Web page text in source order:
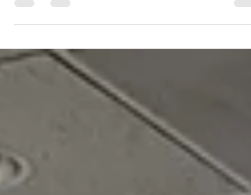
ました。 当日は60名を超える多くのお客様にご
席いただき、雨音や静寂の趣に思いを寄せなが
お楽しみいただきました。 予報になかった雨が一
時降り出しましたが、「雨奇晴好（うきせいこ
う）」という言葉にもあるように、雨の日には雨
の日ならではの趣があります。しっとりとした雨
の風情が茶室の設えに彩りを添え、より一層印象
深い茶会となりました。 お茶とお菓子を囲んで自
然と会話も弾み、季節の移ろいや日本文化、そし
て茶道に親しんでいただくひとときとなりまし
た。会員にとりましても、お客様との出会いを通